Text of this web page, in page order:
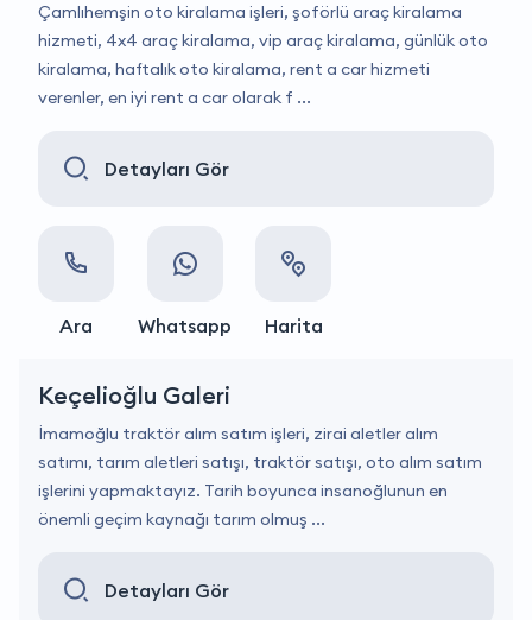
Çamlıhemşin oto kiralama işleri, şoförlü araç kiralama
hizmeti, 4x4 araç kiralama, vip araç kiralama, günlük oto
kiralama, haftalık oto kiralama, rent a car hizmeti
verenler, en iyi rent a car olarak f ...
Detayları Gör
Ara Whatsapp Harita
Keçelioğlu Galeri
İmamoğlu traktör alım satım işleri, zirai aletler alım
satımı, tarım aletleri satışı, traktör satışı, oto alım satım
işlerini yapmaktayız. Tarih boyunca insanoğlunun en
önemli geçim kaynağı tarım olmuş ...
Detayları Gör